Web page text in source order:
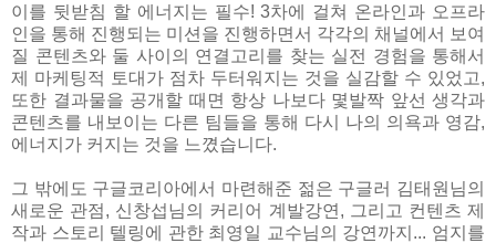
이를 뒷받침 할 에너지는 필수! 3차에 걸쳐 온라인과 오프라
인을 통해 진행되는 미션을 진행하면서 각각의 채널에서 보여
질 콘텐츠와 둘 사이의 연결고리를 찾는 실전 경험을 통해서
제 마케팅적 토대가 점차 두터워지는 것을 실감할 수 있었고,
또한 결과물을 공개할 때면 항상 나보다 몇발짝 앞선 생각과
콘텐츠를 내보이는 다른 팀들을 통해 다시 나의 의욕과 영감,
에너지가 커지는 것을 느꼈습니다.
그 밖에도 구글코리아에서 마련해준 젊은 구글러 김태원님의
새로운 관점, 신창섭님의 커리어 계발강연, 그리고 컨텐츠 제
작과 스토리 텔링에 관한 최영일 교수님의 강연까지... 엄지를